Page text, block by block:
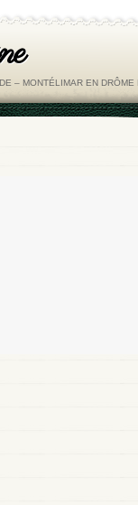
– MONTÉLIMAR EN DRÔME